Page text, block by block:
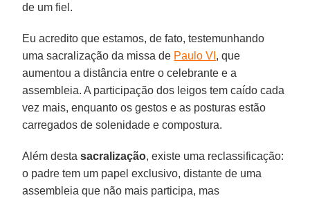
de um fiel.
Eu acredito que estamos, de fato, testemunhando
uma sacralização da missa de Paulo VI , que
aumentou a distância entre o celebrante e a
assembleia. A participação dos leigos tem caído cada
vez mais, enquanto os gestos e as posturas estão
carregados de solenidade e compostura.
Além destasacralização, existe uma reclassificação:
o padre tem um papel exclusivo, distante de uma
assembleia que não mais participa, mas